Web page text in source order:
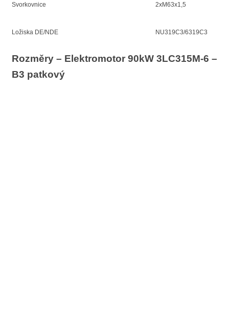
Svorkovnice 2xM63x1,5
Ložiska DE/NDE NU319C3/6319C3
Rozměry – Elektromotor 90kW 3LC315M-6 –
B3 patkový